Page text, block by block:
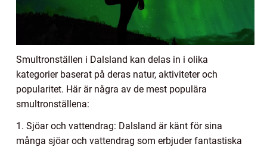
Smultronställen i Dalsland kan delas in i olika
kategorier baserat på deras natur, aktiviteter och
popularitet. Här är några av de mest populära
smultronställena:
1. Sjöar och vattendrag: Dalsland är känt för sina
många sjöar och vattendrag som erbjuder fantastiska